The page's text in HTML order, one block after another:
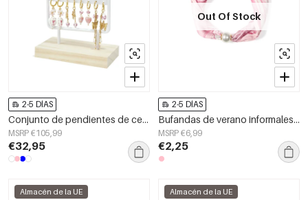
2-5 DÍAS
Conjunto de pendientes de cerámica con diseño de corazón, ideales para vacaciones o para disfrutar de la playa. Serie romántica para mujer.
MSRP €105,99
€32,95
Out Of Stock
2-5 DÍAS
Bufandas de verano informales de poliéster para uso diario.
MSRP €6,99
€2,25
Almacén de la UE Almacén de la UE